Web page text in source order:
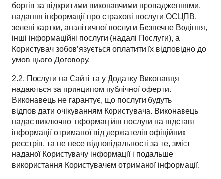
боргів за відкритими виконавчими провадженнями,
надання інформації про страхові послуги ОСЦПВ,
зелені картки, аналітичної послуги Безпечне Водіння,
інші інформаційні послуги (надалі Послуги), а
Користувач зобов’язується оплатити їх відповідно до
умов цього Договору.
2.2. Послуги на Сайті та у Додатку Виконавця
надаються за принципом публічної оферти.
Виконавець не гарантує, що послуги будуть
відповідати очікуванням Користувача. Виконавець
надає виключно інформаційні послуги на підставі
інформації отриманої від держателів офіційних
реєстрів, та не несе відповідальності за те, зміст
наданої Користувачу інформації і подальше
використання Користувачем отриманої інформації.